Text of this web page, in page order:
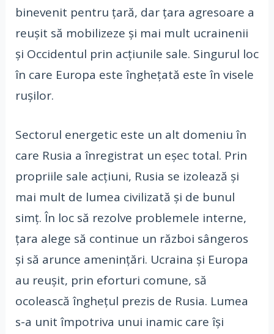
binevenit pentru țară, dar țara agresoare a
reușit să mobilizeze și mai mult ucrainenii
și Occidentul prin acțiunile sale. Singurul loc
în care Europa este înghețată este în visele
rușilor.
Sectorul energetic este un alt domeniu în
care Rusia a înregistrat un eșec total. Prin
propriile sale acțiuni, Rusia se izolează și
mai mult de lumea civilizată și de bunul
simț. În loc să rezolve problemele interne,
țara alege să continue un război sângeros
și să arunce amenințări. Ucraina și Europa
au reușit, prin eforturi comune, să
ocolească înghețul prezis de Rusia. Lumea
s-a unit împotriva unui inamic care își